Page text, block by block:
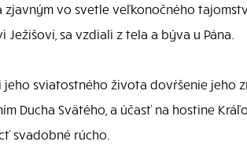
zjavným vo svetle veľkonočného
sa vzdiali z tela a býva u Pána.
jeho sviatostného života dovŕšenie jeho
Ducha Svätého, a účasť na hostine
svadobné rúcho.